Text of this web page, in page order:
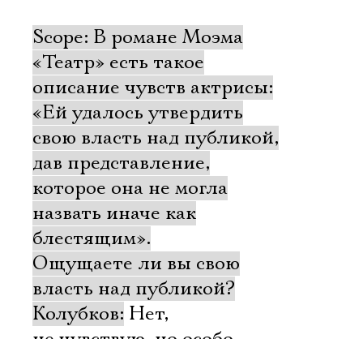
Scope: В романе Моэма
«Театр» есть такое
описание чувств актрисы:
«Ей удалось утвердить
свою власть над публикой,
дав представление,
которое она не могла
назвать иначе как
блестящим».
Ощущаете ли вы свою
власть над публикой?
Колубков: Нет,